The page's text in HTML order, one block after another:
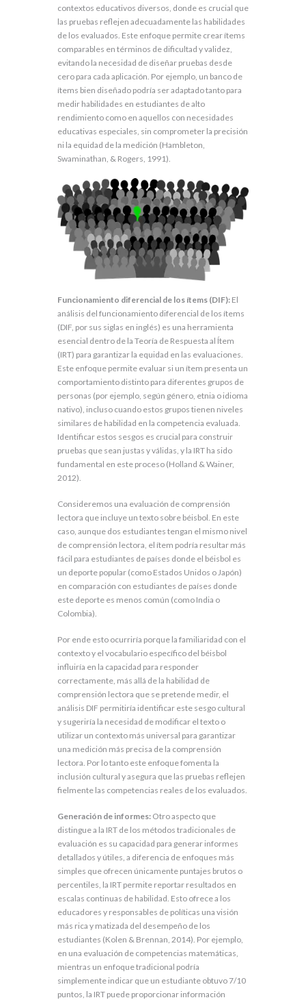
contextos educativos diversos, donde es crucial que
las pruebas reflejen adecuadamente las habilidades
de los evaluados. Este enfoque permite crear ítems
comparables en términos de dificultad y validez,
evitando la necesidad de diseñar pruebas desde
cero para cada aplicación. Por ejemplo, un banco de
ítems bien diseñado podría ser adaptado tanto para
medir habilidades en estudiantes de alto
rendimiento como en aquellos con necesidades
educativas especiales, sin comprometer la precisión
ni la equidad de la medición (Hambleton,
Swaminathan, & Rogers, 1991).
Funcionamiento diferencial de los ítems (DIF): El
análisis del funcionamiento diferencial de los ítems
(DIF, por sus siglas en inglés) es una herramienta
esencial dentro de la Teoría de Respuesta al Ítem
(IRT) para garantizar la equidad en las evaluaciones.
Este enfoque permite evaluar si un ítem presenta un
comportamiento distinto para diferentes grupos de
personas (por ejemplo, según género, etnia o idioma
nativo), incluso cuando estos grupos tienen niveles
similares de habilidad en la competencia evaluada.
Identificar estos sesgos es crucial para construir
pruebas que sean justas y válidas, y la IRT ha sido
fundamental en este proceso (Holland & Wainer,
2012).
Consideremos una evaluación de comprensión
lectora que incluye un texto sobre béisbol. En este
caso, aunque dos estudiantes tengan el mismo nivel
de comprensión lectora, el ítem podría resultar más
fácil para estudiantes de países donde el béisbol es
un deporte popular (como Estados Unidos o Japón)
en comparación con estudiantes de países donde
este deporte es menos común (como India o
Colombia).
Por ende esto ocurriría porque la familiaridad con el
contexto y el vocabulario específico del béisbol
influiría en la capacidad para responder
correctamente, más allá de la habilidad de
comprensión lectora que se pretende medir, el
análisis DIF permitiría identificar este sesgo cultural
y sugeriría la necesidad de modificar el texto o
utilizar un contexto más universal para garantizar
una medición más precisa de la comprensión
lectora. Por lo tanto este enfoque fomenta la
inclusión cultural y asegura que las pruebas reflejen
fielmente las competencias reales de los evaluados.
Generación de informes: Otro aspecto que
distingue a la IRT de los métodos tradicionales de
evaluación es su capacidad para generar informes
detallados y útiles, a diferencia de enfoques más
simples que ofrecen únicamente puntajes brutos o
percentiles, la IRT permite reportar resultados en
escalas continuas de habilidad. Esto ofrece a los
educadores y responsables de políticas una visión
más rica y matizada del desempeño de los
estudiantes (Kolen & Brennan, 2014). Por ejemplo,
en una evaluación de competencias matemáticas,
mientras un enfoque tradicional podría
simplemente indicar que un estudiante obtuvo 7/10
puntos, la IRT puede proporcionar información